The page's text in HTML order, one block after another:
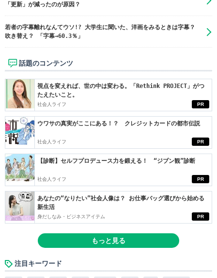
「更新」が減ったのが原因？
若者の字幕離れなんてウソ!? 大学生に聞いた、洋画をみるときは字幕？
吹き替え？ 「字幕→60.3％」
話題のコンテンツ
PR
視点を変えれば、世の中は変わる。「Rethink PROJECT」がつ
たえたいこと。
社会人ライフ
PR
ウワサの真実がここにある！？ クレジットカードの都市伝説
社会人ライフ
PR
【診断】セルフプロデュース力を鍛える！ “ジブン観”診断
社会人ライフ
PR
あなたの“なりたい”社会人像は？ お仕事バッグ選びから始める
新生活
身だしなみ・ビジネスアイテム
もっと見る
注目キーワード